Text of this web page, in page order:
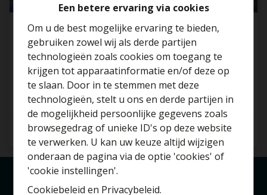
Een betere ervaring via cookies
Om u de best mogelijke ervaring te bieden,
gebruiken zowel wij als derde partijen
technologieën zoals cookies om toegang te
krijgen tot apparaatinformatie en/of deze op
te slaan. Door in te stemmen met deze
technologieën, stelt u ons en derde partijen in
de mogelijkheid persoonlijke gegevens zoals
browsegedrag of unieke ID's op deze website
te verwerken. U kan uw keuze altijd wijzigen
onderaan de pagina via de optie 'cookies' of
'cookie instellingen'.
Cookiebeleid en Privacybeleid.
Villa
2890 Lippelo
4 1 285 m²
Benieuwd naar de
waarde van je huis?
Gratis schatting